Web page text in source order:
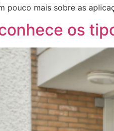
pouco mais sobre as
os